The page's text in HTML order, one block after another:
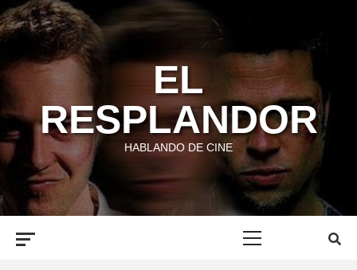
Skip
to
EL
RESPLANDOR
HABLANDO DE CINE